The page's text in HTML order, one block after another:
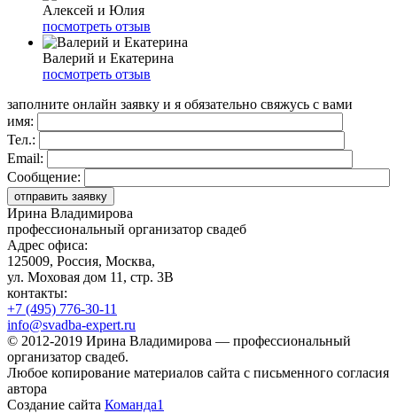
Алексей и Юлия
посмотреть отзыв
Валерий и Екатерина
посмотреть отзыв
заполните онлайн заявку и я обязательно свяжусь с вами
имя:
Тел.:
Email:
Сообщение:
Ирина Владимирова
профессиональный организатор свадеб
Адрес офиса:
125009, Россия, Москва,
ул. Моховая дом 11, стр. 3В
контакты:
+7 (495) 776-30-11
info@svadba-expert.ru
© 2012-2019 Ирина Владимирова — профессиональный
организатор свадеб.
Любое копирование материалов сайта с письменного согласия
автора
Создание сайта Команда1